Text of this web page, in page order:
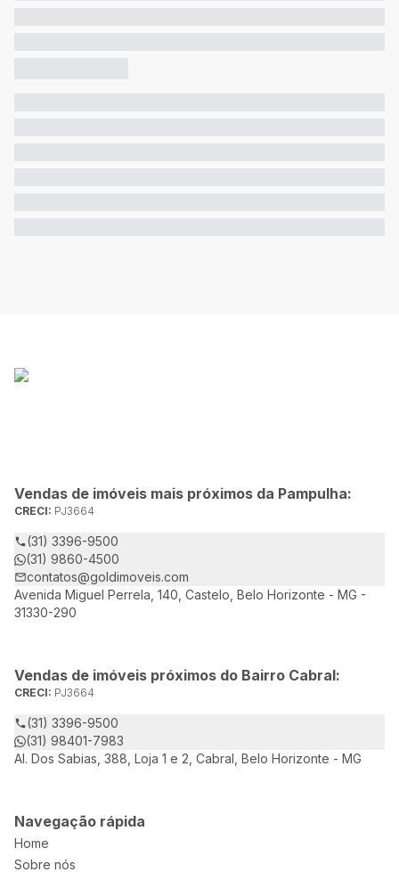
Vendas de imóveis mais próximos da Pampulha:
CRECI: PJ3664
(31) 3396-9500
(31) 9860-4500
contatos@goldimoveis.com
Avenida Miguel Perrela, 140, Castelo, Belo Horizonte - MG -
31330-290
Vendas de imóveis próximos do Bairro Cabral:
CRECI: PJ3664
(31) 3396-9500
(31) 98401-7983
Al. Dos Sabias, 388, Loja 1 e 2, Cabral, Belo Horizonte - MG
Navegação rápida
Home
Sobre nós